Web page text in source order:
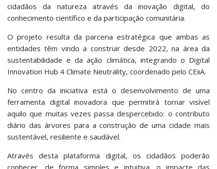
cidadãos da natureza através da inovação digital, do
conhecimento científico e da participação comunitária.
O projeto resulta da parceria estratégica que ambas as
entidades têm vindo a construir desde 2022, na área da
sustentabilidade e da ação climática, integrando o Digital
Innovation Hub 4 Climate Neutrality, coordenado pelo CEiiA.
No centro da iniciativa está o desenvolvimento de uma
ferramenta digital inovadora que permitirá tornar visível
aquilo que muitas vezes passa despercebido: o contributo
diário das árvores para a construção de uma cidade mais
sustentável, resiliente e saudável.
Através desta plataforma digital, os cidadãos poderão
conhecer, de forma simples e intuitiva, o impacte das